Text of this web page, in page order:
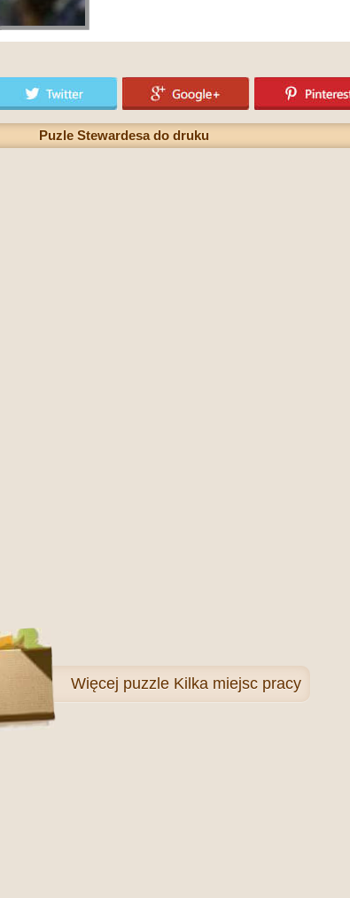
Puzle Stewardesa do druku
Więcej puzzle Kilka miejsc pracy